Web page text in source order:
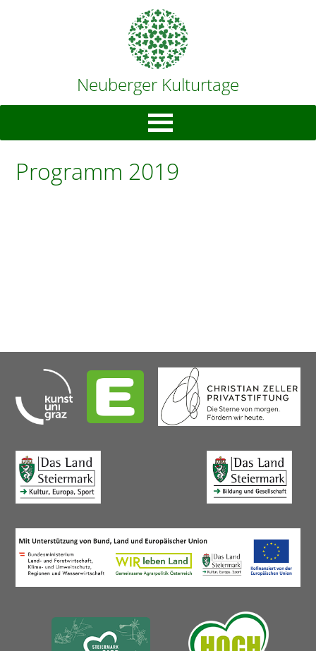
Neuberger Kulturtage
Programm 2019